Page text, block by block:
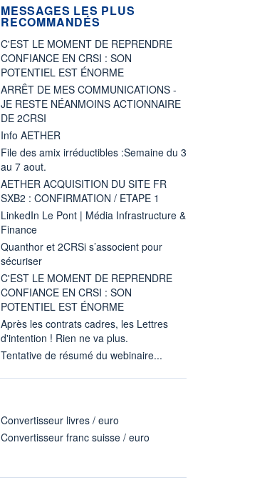
MESSAGES LES PLUS
RECOMMANDÉS
C'EST LE MOMENT DE REPRENDRE
CONFIANCE EN CRSI : SON
POTENTIEL EST ÉNORME
ARRÊT DE MES COMMUNICATIONS -
JE RESTE NÉANMOINS ACTIONNAIRE
DE 2CRSI
Info AETHER
File des amix irréductibles :Semaine du 3
au 7 aout.
AETHER ACQUISITION DU SITE FR
SXB2 : CONFIRMATION / ETAPE 1
LinkedIn Le Pont | Média Infrastructure &
Finance
Quanthor et 2CRSi s’associent pour
sécuriser
C'EST LE MOMENT DE REPRENDRE
CONFIANCE EN CRSI : SON
POTENTIEL EST ÉNORME
Après les contrats cadres, les Lettres
d'intention ! Rien ne va plus.
Tentative de résumé du webinaire...
Convertisseur livres / euro
Convertisseur franc suisse / euro